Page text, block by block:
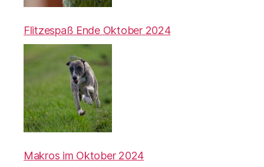
Flitzespaß Ende Oktober 2024
Makros im Oktober 2024